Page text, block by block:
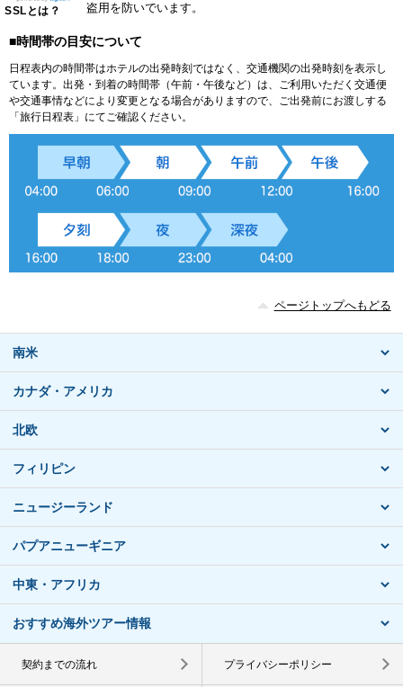
SSLとは？
盗用を防いでいます。
■時間帯の目安について
日程表内の時間帯はホテルの出発時刻ではなく、交通機関の出発時刻を表示し
ています。出発・到着の時間帯（午前・午後など）は、ご利用いただく交通便
や交通事情などにより変更となる場合がありますので、ご出発前にお渡しする
「旅行日程表」にてご確認ください。
ページトップへもどる
南米
カナダ・アメリカ
北欧
フィリピン
ニュージーランド
パプアニューギニア
中東・アフリカ
おすすめ海外ツアー情報
契約までの流れ プライバシーポリシー